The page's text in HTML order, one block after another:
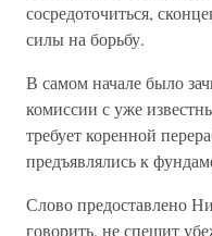
сосредоточиться,
силы на борьбу.
В самом начале было
комиссии с уже
требует коренной
предъявлялись к
Слово предоставлено
говорить, не спешит